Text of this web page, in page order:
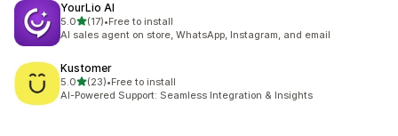
YourLio AI
5.0滿分 5 顆星
(17)
共有 17 則評價
•Free to install
AI sales agent on store, WhatsApp, Instagram, and email
Kustomer
5.0滿分 5 顆星
(23)
共有 23 則評價
•Free to install
AI-Powered Support: Seamless Integration & Insights